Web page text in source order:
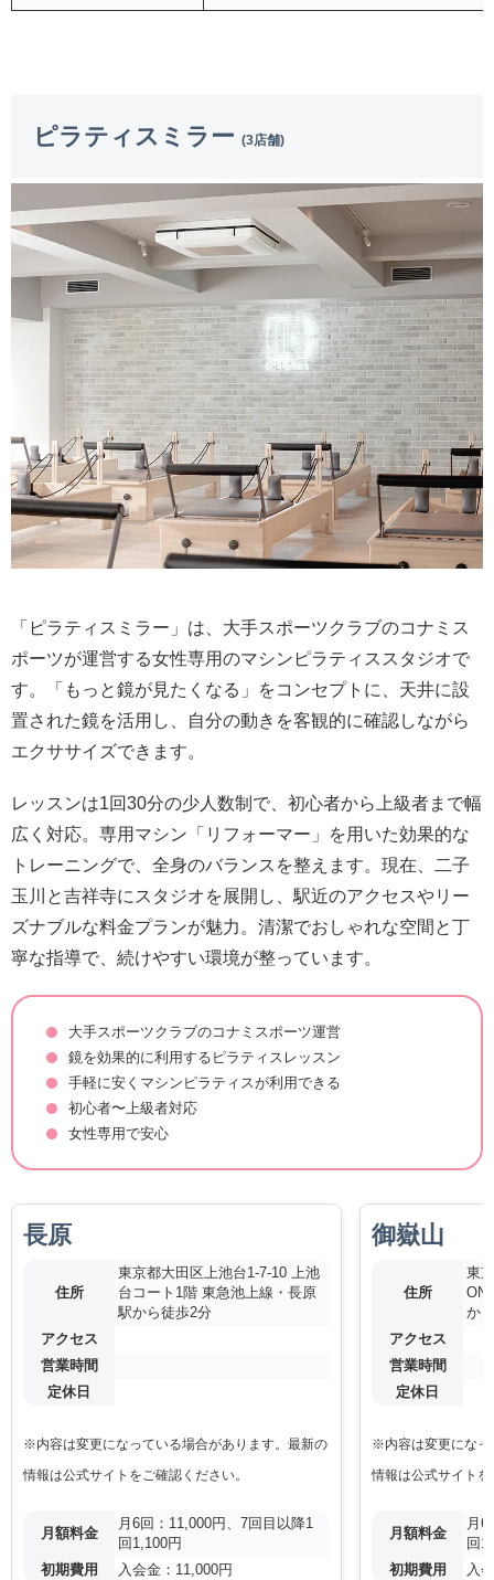
ピラティスミラー (3店舗)
「ピラティスミラー」は、大手スポーツクラブのコナミス
ポーツが運営する女性専用のマシンピラティススタジオで
す。「もっと鏡が見たくなる」をコンセプトに、天井に設
置された鏡を活用し、自分の動きを客観的に確認しながら
エクササイズできます。
レッスンは1回30分の少人数制で、初心者から上級者まで幅
広く対応。専用マシン「リフォーマー」を用いた効果的な
トレーニングで、全身のバランスを整えます。現在、二子
玉川と吉祥寺にスタジオを展開し、駅近のアクセスやリー
ズナブルな料金プランが魅力。清潔でおしゃれな空間と丁
寧な指導で、続けやすい環境が整っています。
大手スポーツクラブのコナミスポーツ運営
鏡を効果的に利用するピラティスレッスン
手軽に安くマシンピラティスが利用できる
初心者〜上級者対応
女性専用で安心
長原
住所
東京都大田区上池台1-7-10 上池
台コート1階 東急池上線・長原
駅から徒歩2分
アクセス
営業時間
定休日
※内容は変更になっている場合があります。最新の
情報は公式サイトをご確認ください。
月額料金
月6回：11,000円、7回目以降1
回1,100円
初期費用
入会金：11,000円
御嶽山
住所
東
か
アクセス
営業時間
定休日
※内容は変更になっ
情報は公式サイト
月額料金
月6
回
初期費用
入